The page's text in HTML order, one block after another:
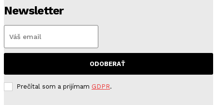
Newsletter
ODOBERAŤ
Prečítal som a prijímam GDPR.